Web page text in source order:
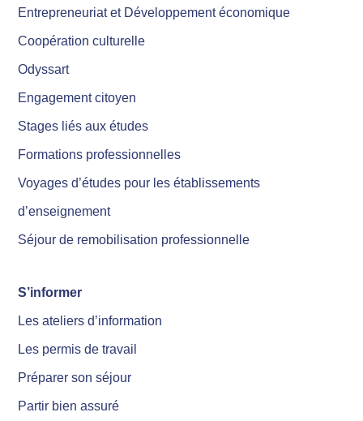
Entrepreneuriat et Développement économique
Coopération culturelle
Odyssart
Engagement citoyen
Stages liés aux études
Formations professionnelles
Voyages d’études pour les établissements
d’enseignement
Séjour de remobilisation professionnelle
S’informer
Les ateliers d’information
Les permis de travail
Préparer son séjour
Partir bien assuré